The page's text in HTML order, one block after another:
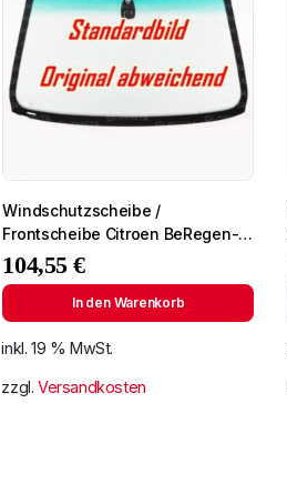
Windschutzscheibe /
Frontscheibe Citroen BeRegen-
Lichtingo 96- +Spiegelhalter
104,55€
In den Warenkorb
inkl. 19 % MwSt.
zzgl. Versandkosten